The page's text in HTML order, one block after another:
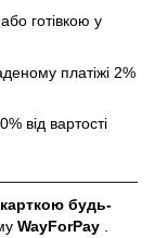
готівкою у
платіжі 2%
від вартості
будь-
WayForPay .